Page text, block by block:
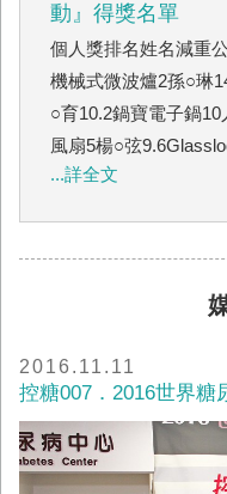
動』得獎名單
個人獎排名姓名減重
機械式微波爐2孫○琳
○育10.2鍋寶電子鍋
風扇5楊○弦
排名團隊名稱姓名減
7.153,0006肥肉退休
...詳全文
2016.11.11
控糖007．2016世界糖